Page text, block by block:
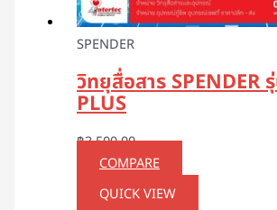
SPENDER
วิทยุสื่อสาร SPENDER
PLUS
฿3,500.00
COMPARE
QUICK VIEW